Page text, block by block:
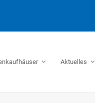
Aktuelles